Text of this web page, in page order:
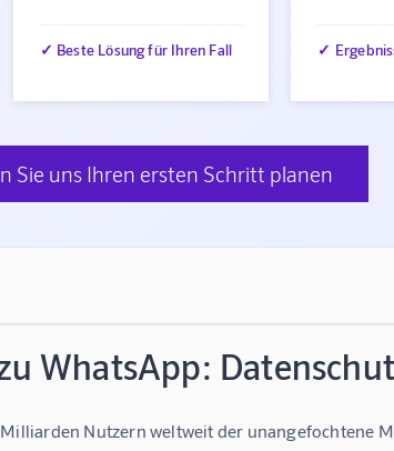
✓ Beste Lösung für Ihren Fall ✓
Sie uns Ihren ersten Schritt planen
WhatsApp:
Nutzern weltweit der unangefochtene